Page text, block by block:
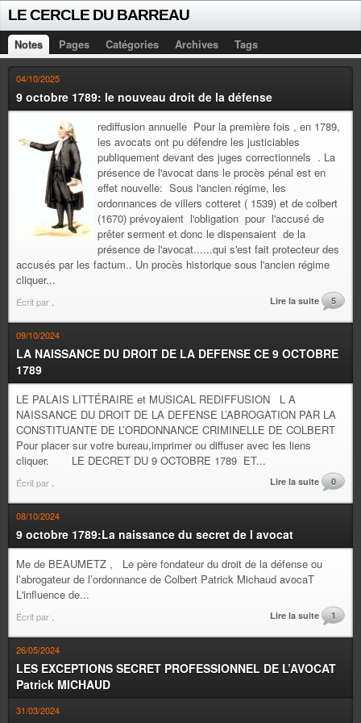
LE CERCLE DU BARREAU
Notes Pages Catégories Archives Tags
04/10/2025
9 octobre 1789: le nouveau droit de la défense
rediffusion annuelle Pour la première fois , en 1789,
les avocats ont pu défendre les justiciables
publiquement devant des juges correctionnels . La
présence de l'avocat dans le procès pénal est en
effet nouvelle: Sous l'ancien régime, les
ordonnances de villers cotteret ( 1539) et de colbert
(1670) prévoyaient l'obligation pour l'accusé de
prêter serment et donc le dispensaient de la
présence de l'avocat......qui s'est fait protecteur des
accusés par les factum.. Un procès historique sous l'ancien régime
cliquer...
Écrit par Lire la suite 5
09/10/2024
LA NAISSANCE DU DROIT DE LA DEFENSE CE 9 OCTOBRE
1789
LE PALAIS LITTÉRAIRE et MUSICAL REDIFFUSION L A
NAISSANCE DU DROIT DE LA DEFENSE L’ABROGATION PAR LA
CONSTITUANTE DE L’ORDONNANCE CRIMINELLE DE COLBERT
Pour placer sur votre bureau,imprimer ou diffuser avec les liens
cliquer. LE DECRET DU 9 OCTOBRE 1789 ET...
Écrit par Lire la suite 0
08/10/2024
9 octobre 1789:La naissance du secret de l avocat
Me de BEAUMETZ , Le père fondateur du droit de la défense ou
l’abrogateur de l’ordonnance de Colbert Patrick Michaud avocaT
L'influence de...
Écrit par Lire la suite 1
26/05/2024
LES EXCEPTIONS SECRET PROFESSIONNEL DE L’AVOCAT
Patrick MICHAUD
31/03/2024